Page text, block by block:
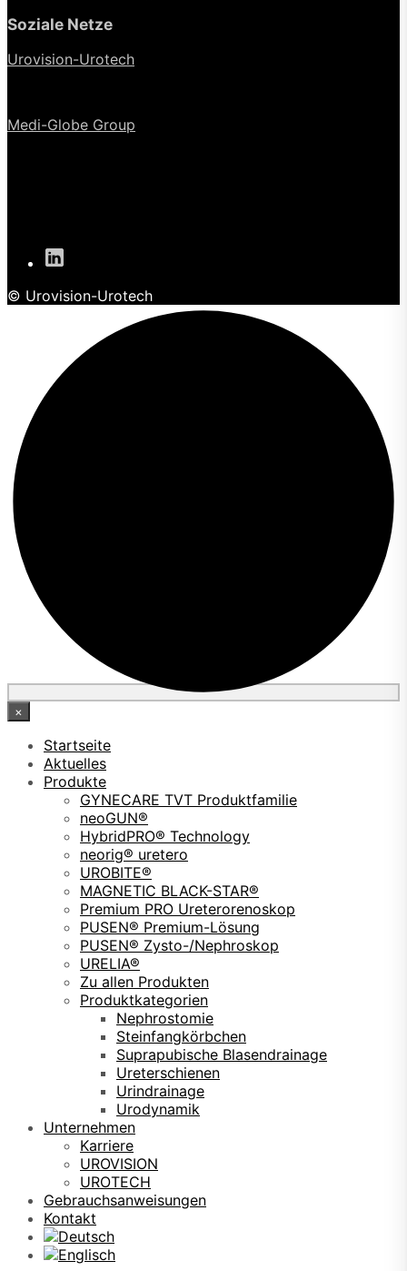
Soziale Netze
Urovision-Urotech
Medi-Globe Group
© Urovision-Urotech
×
Startseite
Aktuelles
Produkte
GYNECARE TVT Produktfamilie
neoGUN®
HybridPRO® Technology
neorig® uretero
UROBITE®
MAGNETIC BLACK-STAR®
Premium PRO Ureterorenoskop
PUSEN® Premium-Lösung
PUSEN® Zysto-/Nephroskop
URELIA®
Zu allen Produkten
Produktkategorien
Nephrostomie
Steinfangkörbchen
Suprapubische Blasendrainage
Ureterschienen
Urindrainage
Urodynamik
Unternehmen
Karriere
UROVISION
UROTECH
Gebrauchsanweisungen
Kontakt